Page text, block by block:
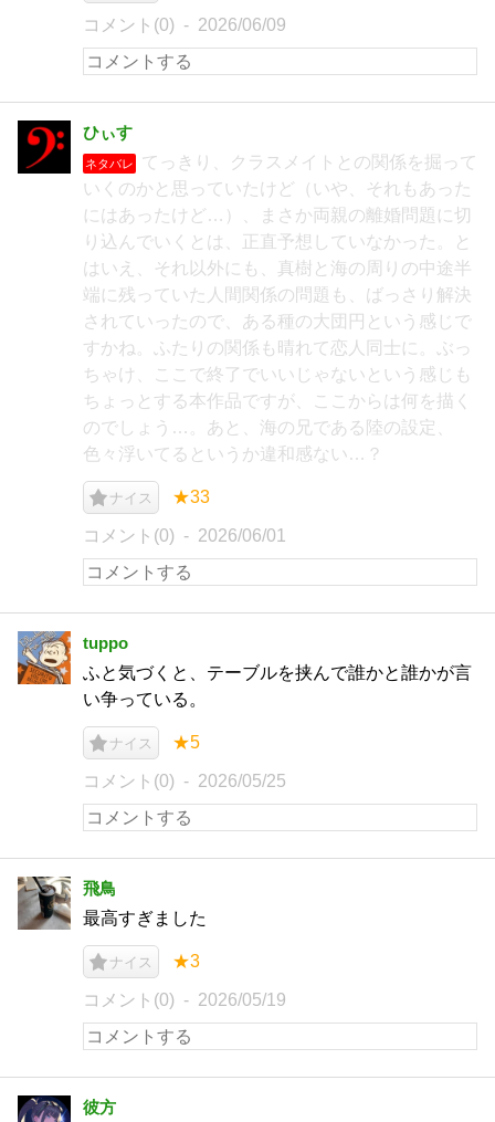
コメント(0) 2026/06/09
ひぃす
ネタバレ
てっきり、クラスメイトとの関係を掘って
いくのかと思っていたけど（いや、それもあった
にはあったけど…）、まさか両親の離婚問題に切
り込んでいくとは、正直予想していなかった。と
はいえ、それ以外にも、真樹と海の周りの中途半
端に残っていた人間関係の問題も、ばっさり解決
されていったので、ある種の大団円という感じで
すかね。ふたりの関係も晴れて恋人同士に。ぶっ
ちゃけ、ここで終了でいいじゃないという感じも
ちょっとする本作品ですが、ここからは何を描く
のでしょう…。あと、海の兄である陸の設定、
色々浮いてるというか違和感ない…？
ナイス ★33
コメント(0) 2026/06/01
tuppo
ふと気づくと、テーブルを挟んで誰かと誰かが言
い争っている。
ナイス ★5
コメント(0) 2026/05/25
飛鳥
最高すぎました
ナイス ★3
コメント(0) 2026/05/19
彼方